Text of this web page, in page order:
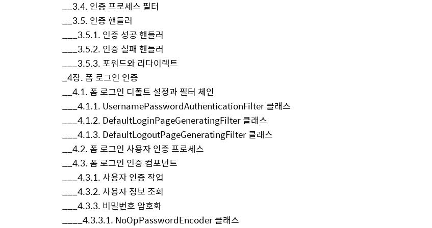
__3.4. 인증 프로세스 필터
__3.5. 인증 핸들러
___3.5.1. 인증 성공 핸들러
___3.5.2. 인증 실패 핸들러
___3.5.3. 포워드와 리다이렉트
_4장. 폼 로그인 인증
__4.1. 폼 로그인 디폴트 설정과 필터 체인
___4.1.1. UsernamePasswordAuthenticationFilter 클래스
___4.1.2. DefaultLoginPageGeneratingFilter 클래스
___4.1.3. DefaultLogoutPageGeneratingFilter 클래스
__4.2. 폼 로그인 사용자 인증 프로세스
__4.3. 폼 로그인 인증 컴포넌트
___4.3.1. 사용자 인증 작업
___4.3.2. 사용자 정보 조회
___4.3.3. 비밀번호 암호화
____4.3.3.1. NoOpPasswordEncoder 클래스